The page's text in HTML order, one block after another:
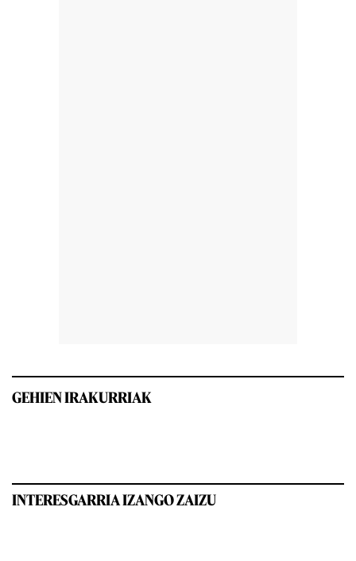
GEHIEN IRAKURRIAK
INTERESGARRIA IZANGO ZAIZU